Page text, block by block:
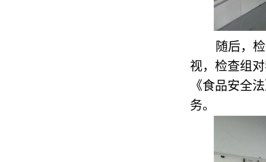
随后，
视，检查组
《食品安全
务。